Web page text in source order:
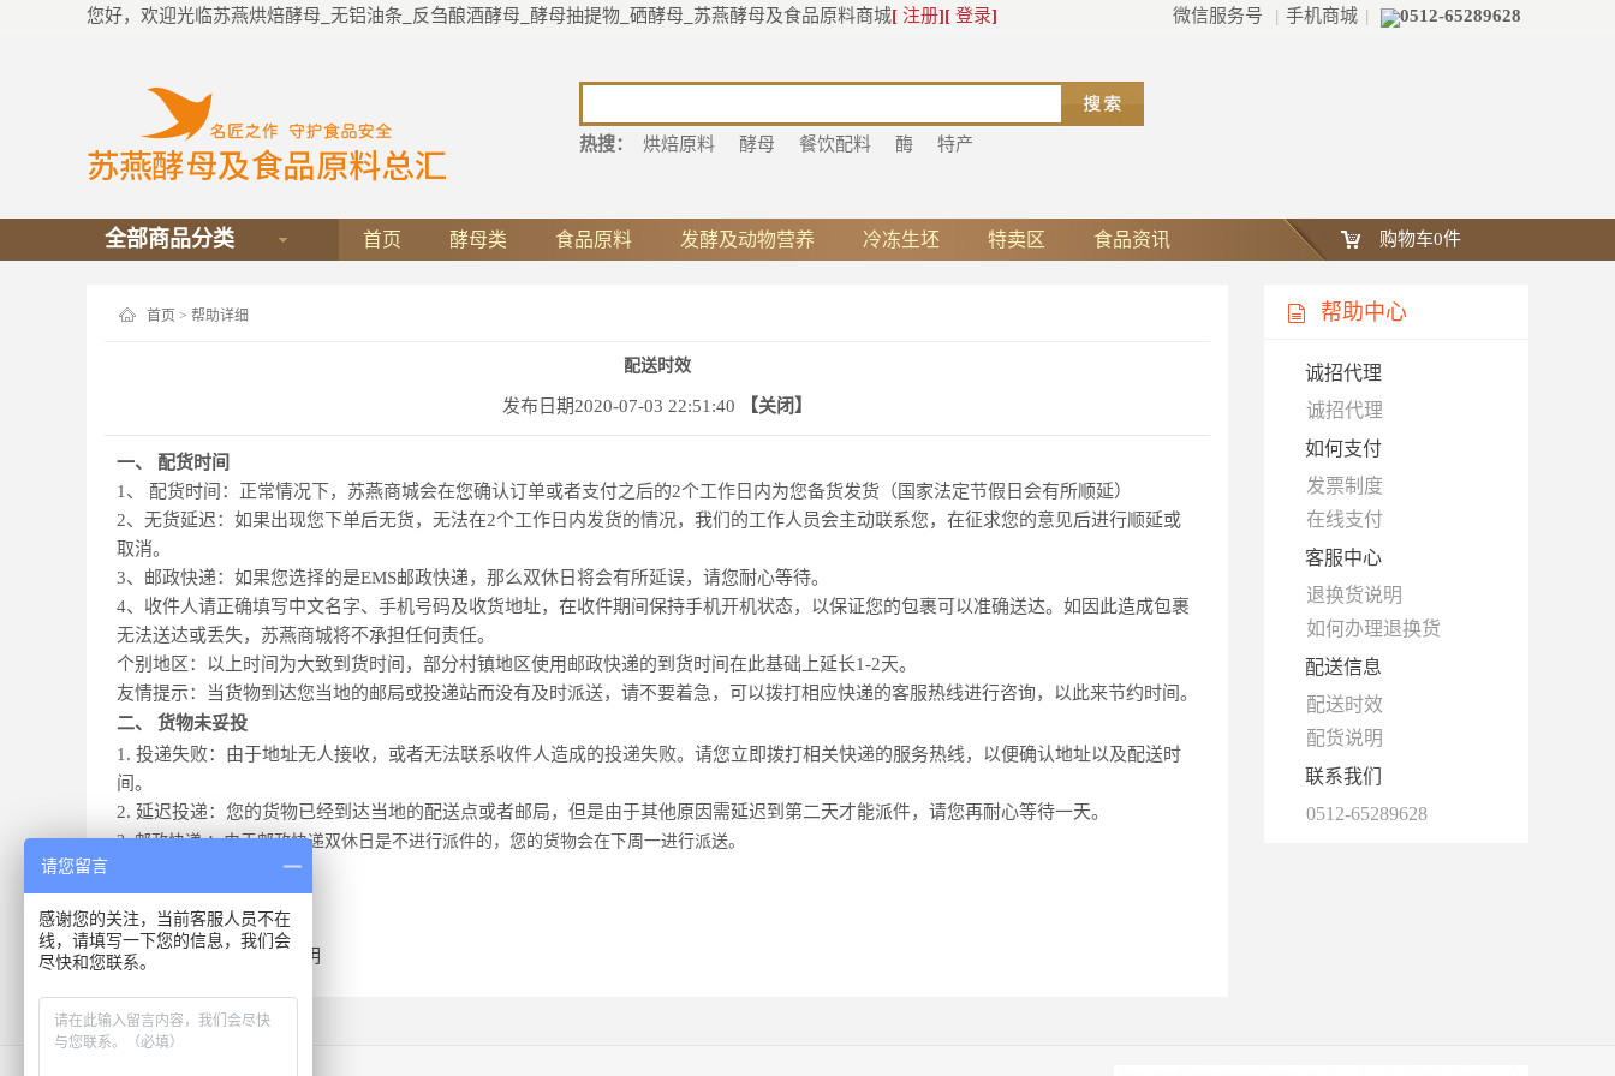
您好，欢迎光临苏燕烘焙酵母_无铝油条_反刍酿酒酵母_酵母抽提物_硒酵母_苏燕酵母及食品原料商城[ 注册][ 登录] 微信服务号 | 手机商城 | 0512-65289628
热搜： 烘焙原料 酵母 餐饮配料 酶 特产
全部商品分类 首页 酵母类 食品原料 发酵及动物营养 冷冻生坯 特卖区 食品资讯 购物车0件
帮助中心
诚招代理
诚招代理
如何支付
发票制度
在线支付
客服中心
退换货说明
如何办理退换货
配送信息
配送时效
配货说明
联系我们
0512-65289628
首页 > 帮助详细
配送时效
发布日期2020-07-03 22:51:40 【关闭】
一、 配货时间
1 、 配货时间：正常情况下，苏燕商城会在您确认订单或者支付之后的2个工作日内为您备货发货（国家法定节假日会有所顺延）
2、无货延迟：如果出现您下单后无货，无法在2个工作日内发货的情况，我们的工作人员会主动联系您，在征求您的意见后进行顺延或
取消。
3、邮政快递：如果您选择的是EMS邮政快递，那么双休日将会有所延误，请您耐心等待。
4、收件人请正确填写中文名字、手机号码及收货地址，在收件期间保持手机开机状态，以保证您的包裹可以准确送达。如因此造成包裹
无法送达或丢失，苏燕商城将不承担任何责任。
个别地区：以上时间为大致到货时间，部分村镇地区使用邮政快递的到货时间在此基础上延长1-2天。
友情提示：当货物到达您当地的邮局或投递站而没有及时派送，请不要着急，可以拨打相应快递的客服热线进行咨询，以此来节约时间。
二、 货物未妥投
1. 投递失败：由于地址无人接收，或者无法联系收件人造成的投递失败。请您立即拨打相关快递的服务热线，以便确认地址以及配送时
间。
2. 延迟投递：您的货物已经到达当地的配送点或者邮局，但是由于其他原因需延迟到第二天才能派件，请您再耐心等待一天。
3.邮政快递 ：由于邮政快递双休日是不进行派件的，您的货物会在下周一进行派送。
配货说明
请您留言
感谢您的关注，当前客服人员不在
线，请填写一下您的信息，我们会
尽快和您联系。